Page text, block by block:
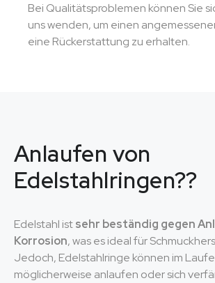
Bei Qualitätsproblemen können Sie
uns wenden, um einen
eine Rückerstattung zu erhalten.
Anlaufen von
Edelstahlringen??
Edelstahl istsehr beständig gegen
Korrosion, was es ideal für
Jedoch, Edelstahlringe können im
möglicherweise anlaufen oder sich